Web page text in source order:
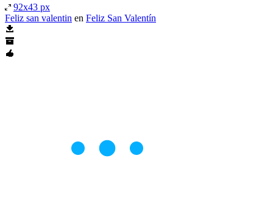
92x43 px
Feliz san valentin en Feliz San Valentín